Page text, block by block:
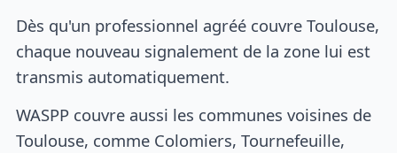
Dès qu'un professionnel agréé couvre Toulouse,
chaque nouveau signalement de la zone lui est
transmis automatiquement.
WASPP couvre aussi les communes voisines de
Toulouse, comme Colomiers, Tournefeuille,